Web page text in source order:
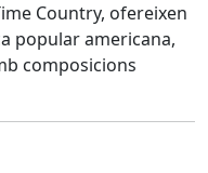
Country, ofereixen
popular americana,
composicions